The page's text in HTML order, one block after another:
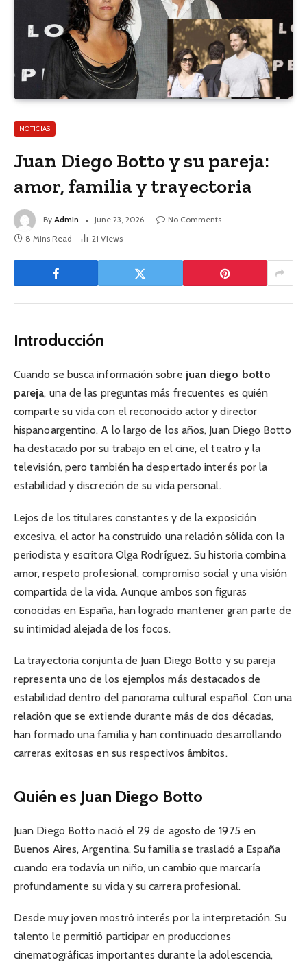
NOTICIAS
Juan Diego Botto y su pareja:
amor, familia y trayectoria
By Admin June 23, 2026
No Comments
8 Mins Read
21 Views
Introducción
Cuando se busca información sobre juan diego botto
pareja, una de las preguntas más frecuentes es quién
comparte su vida con el reconocido actor y director
hispanoargentino. A lo largo de los años, Juan Diego Botto
ha destacado por su trabajo en el cine, el teatro y la
televisión, pero también ha despertado interés por la
estabilidad y discreción de su vida personal.
Lejos de los titulares constantes y de la exposición
excesiva, el actor ha construido una relación sólida con la
periodista y escritora Olga Rodríguez. Su historia combina
amor, respeto profesional, compromiso social y una visión
compartida de la vida. Aunque ambos son figuras
conocidas en España, han logrado mantener gran parte de
su intimidad alejada de los focos.
La trayectoria conjunta de Juan Diego Botto y su pareja
representa uno de los ejemplos más destacados de
estabilidad dentro del panorama cultural español. Con una
relación que se extiende durante más de dos décadas,
han formado una familia y han continuado desarrollando
carreras exitosas en sus respectivos ámbitos.
Quién es Juan Diego Botto
Juan Diego Botto nació el 29 de agosto de 1975 en
Buenos Aires, Argentina. Su familia se trasladó a España
cuando era todavía un niño, un cambio que marcaría
profundamente su vida y su carrera profesional.
Desde muy joven mostró interés por la interpretación. Su
talento le permitió participar en producciones
cinematográficas importantes durante la adolescencia,